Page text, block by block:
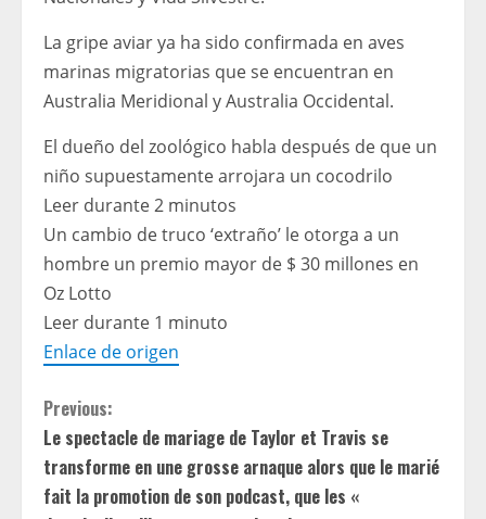
La gripe aviar ya ha sido confirmada en aves
marinas migratorias que se encuentran en
Australia Meridional y Australia Occidental.
El dueño del zoológico habla después de que un
niño supuestamente arrojara un cocodrilo
Leer durante 2 minutos
Un cambio de truco ‘extraño’ le otorga a un
hombre un premio mayor de $ 30 millones en
Oz Lotto
Leer durante 1 minuto
Enlace de origen
C
o
n
Previous:
Le spectacle de mariage de Taylor et Travis se
transforme en une grosse arnaque alors que le marié
fait la promotion de son podcast, que les «